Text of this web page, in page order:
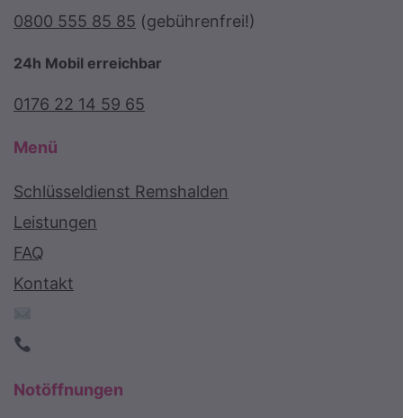
0800 555 85 85 (gebührenfrei!)
24h Mobil erreichbar
0176 22 14 59 65
Menü
Schlüsseldienst Remshalden
Leistungen
FAQ
Kontakt
Notöffnungen